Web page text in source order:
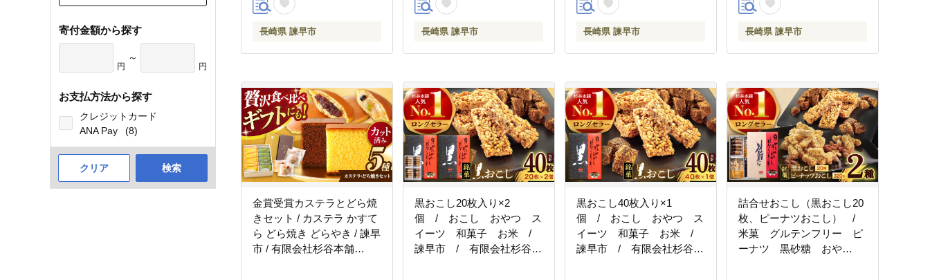
寄付金額から探す
円
～
円
お支払方法から探す
クレジットカード
ANA Pay
(8)
クリア 検索
長崎県 諫早市 長崎県 諫早市 長崎県 諫早市 長崎県 諫早市
金賞受賞カステラとどら焼
きセット / カステラ かすて
ら どら焼き どらやき / 諫早
市 / 有限会社杉谷本舗
黒おこし20枚入り×2
個 / おこし おやつ ス
イーツ 和菓子 お米 /
諫早市 / 有限会社杉谷本
黒おこし40枚入り×1
個 / おこし おやつ ス
イーツ 和菓子 お米 /
諫早市 / 有限会社杉谷本
詰合せおこし（黒おこし20
枚、ピーナツおこし） /
米菓 グルテンフリー ピ
ーナツ 黒砂糖 おや